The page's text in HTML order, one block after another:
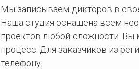
Мы записываем дикторов в
Наша студия оснащена всем
проектов любой сложности. Вы
процесс. Для заказчиков из
телефону.